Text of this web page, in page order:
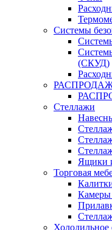
Системы
(СКУД)
Стеллажи
Ящики
Торговая
Камеры
Холодильное